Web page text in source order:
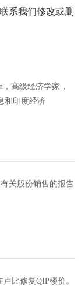
系我们修改或删
，高级经济学家，
和印度经济
关股份销售的报告
比修复QIP楼价。